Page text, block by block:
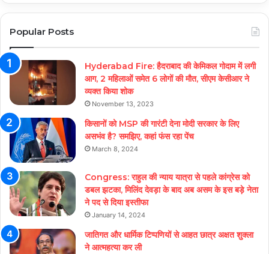
Popular Posts
Hyderabad Fire: हैदराबाद की केमिकल गोदाम में लगी
आग, 2 महिलाओं समेत 6 लोगों की मौत, सीएम केसीआर ने
व्यक्त किया शोक
November 13, 2023
किसानों को MSP की गारंटी देना मोदी सरकार के लिए
असभंव है? समझिए, कहां फंस रहा पेंच
March 8, 2024
Congress: राहुल की न्याय यात्रा से पहले कांग्रेस को
डबल झटका, मिलिंद देवड़ा के बाद अब असम के इस बड़े नेता
ने पद से दिया इस्तीफा
January 14, 2024
जातिगत और धार्मिक टिप्पणियों से आहत छात्र अक्षत शुक्ला
ने आत्महत्या कर ली